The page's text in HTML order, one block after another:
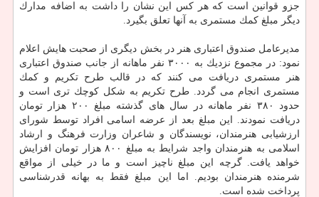
جزو قوانین است كه هر كس این نشان را داشت به اضافه مدارك
دیگر مبلغ كمك مستمری به آنها تعلق بگیرد.
مدیرعامل صندوق اعتباری هنر در بخش دیگری از صحبت هایش اعلام
نمود: در مجموع نزدیك به ۳۰۰۰ نفر ماهانه از جانب صندوق اعتباری
هنر مستمری دریافت می كنند كه در قالب طرح تكریم و كمك
مستمری انجام می گردد. طرح تكریم به شكل كوچك تری است و
حدود ۳۸۰ نفر ماهانه در سال های گذشته مبلغ ۲۰۰ هزار تومان
دریافت نمودند. این مبلغ بعد از عرضه اسامی افراد توسط شورای
ارزشیابی هنرمندان، نویسندگان و شاعران وزارت فرهنگ و ارشاد
اسلامی به هنرمندان واجد شرایط به مبلغ ۸۰۰ هزار تومان افزایش
خواهد یافت. گرچه این مبلغ ناچیز است و ما در خیلی از مواقع
شرمنده هنرمندان بودیم. اما این مبلغ فقط به بهانه قدرشناسی
پرداخت شده است.